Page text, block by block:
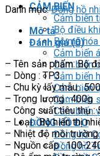
CẢM BIẾN
Cảm biến
Bộ điều
Bộ mã
Cảm biến
Cảm biến
Cảm biến
Cảm biến
Cảm biến
Cảm biến
ĐỒNG HỒ ĐO
Đồng hồ
Đồng hồ
Danh mục:Đồng hồ
Mô tả
Đánh giá (0)
– Tên sản phẩm: Bộ
– Dòng : TP3
– Chu kỳ lấy mẫu :
– Trọng lượng : 400g
– Công suất tiêu thụ :
– Loại : Bộ hiển thị
– Nhiệt độ môi trường
– Nguồn cấp : 100-